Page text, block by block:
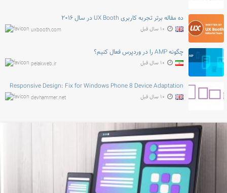
ده مقاله برتر تجربه کاربری UX Booth در سال ۲۰۱۶
uxbooth.com ۱۰ سال قبل
چگونه AMP را در وردپرس فعال کنیم؟
pelakweb.ir ۱۰ سال قبل
Responsive Design: Fix for Windows Phone 8 Device Adaptation
devhammer.net ۱۰ سال قبل